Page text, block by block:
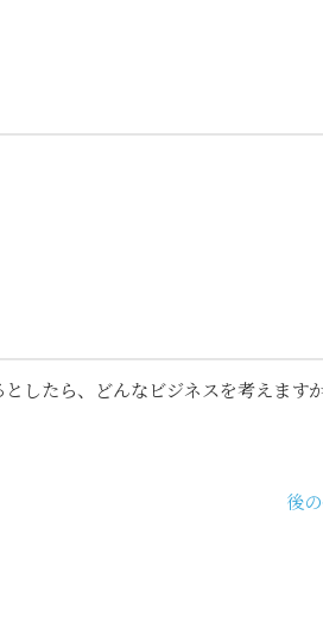
したら、どんなビジネスを考えます
後